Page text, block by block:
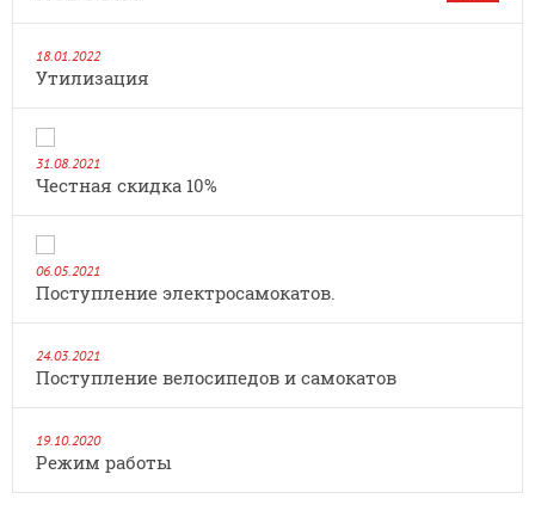
18.01.2022
Утилизация
31.08.2021
Честная скидка 10%
06.05.2021
Поступление электросамокатов.
24.03.2021
Поступление велосипедов и самокатов
19.10.2020
Режим работы